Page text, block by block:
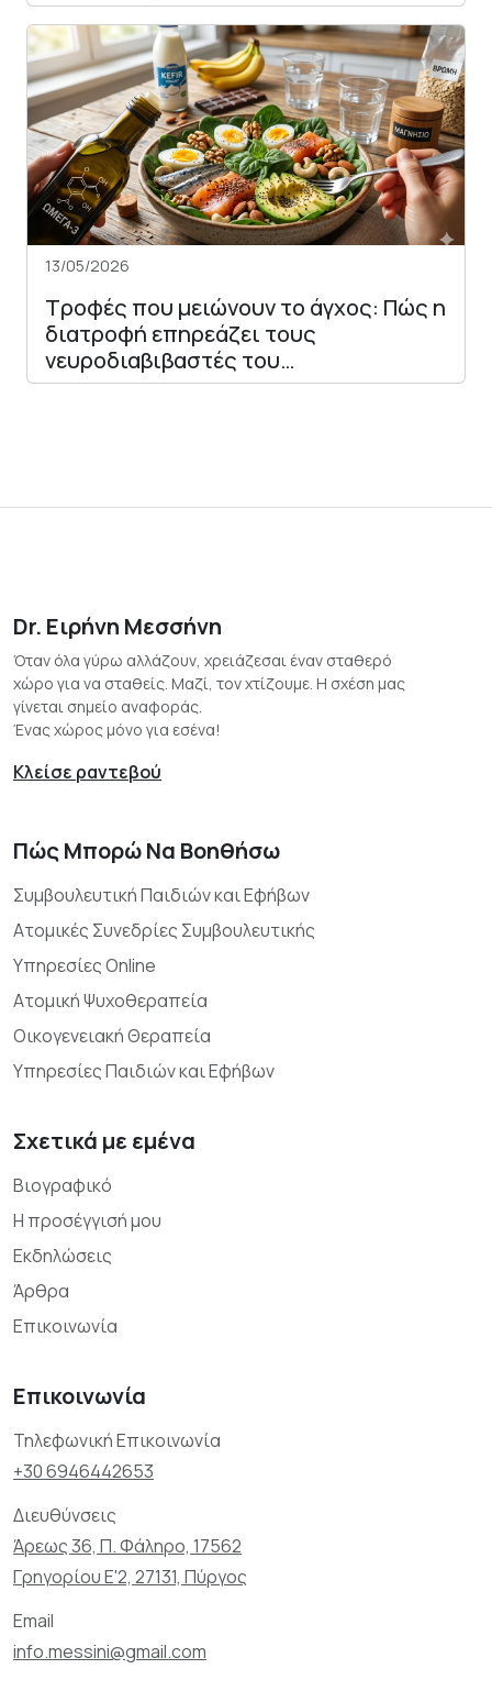
13/05/2026
Τροφές που μειώνουν το άγχος: Πώς η
διατροφή επηρεάζει τους
νευροδιαβιβαστές του…
Dr. Ειρήνη Μεσσήνη
Όταν όλα γύρω αλλάζουν, χρειάζεσαι έναν σταθερό
χώρο για να σταθείς. Μαζί, τον χτίζουμε. Η σχέση μας
γίνεται σημείο αναφοράς.
Ένας χώρος μόνο για εσένα!
Κλείσε ραντεβού
Πώς Μπορώ Να Βοηθήσω
Συμβουλευτική Παιδιών και Εφήβων
Ατομικές Συνεδρίες Συμβουλευτικής
Υπηρεσίες Online
Ατομική Ψυχοθεραπεία
Οικογενειακή Θεραπεία
Υπηρεσίες Παιδιών και Εφήβων
Σχετικά με εμένα
Βιογραφικό
Η προσέγγισή μου
Εκδηλώσεις
Άρθρα
Επικοινωνία
Επικοινωνία
Τηλεφωνική Επικοινωνία
+30 6946442653
Διευθύνσεις
Άρεως 36, Π. Φάληρο, 17562
Γρηγορίου Ε'2, 27131, Πύργος
Email
info.messini@gmail.com